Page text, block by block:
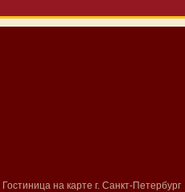
Гостиница на карте г. Санкт-Петербург